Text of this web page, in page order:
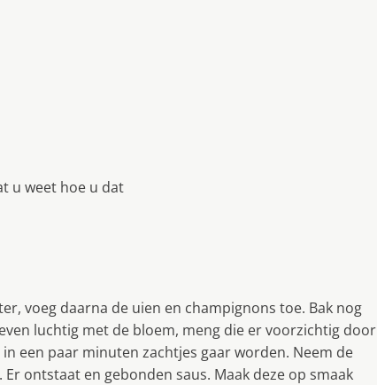
u weet hoe u dat
voeg daarna de uien en champignons toe. Bak nog
luchtig met de bloem, meng die er voorzichtig door
een paar minuten zachtjes gaar worden. Neem de
ontstaat en gebonden saus. Maak deze op smaak